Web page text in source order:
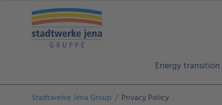
Energy transition
Stadtwerke Jena Group Privacy Policy